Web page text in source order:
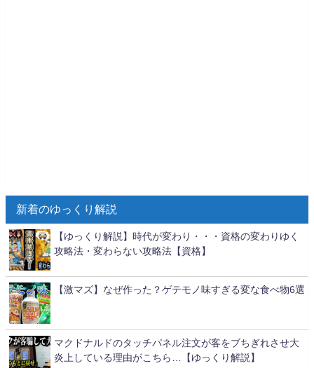
新着のゆっくり解説
【ゆっくり解説】時代が変わり・・・資格の変わりゆく
攻略法・変わらない攻略法【資格】
【激マズ】なぜ作った？ゲテモノ味すぎる変な食べ物6選
マクドナルドのタッチパネル注文が客をブちぎれさせ大
炎上している理由がこちら…【ゆっくり解説】